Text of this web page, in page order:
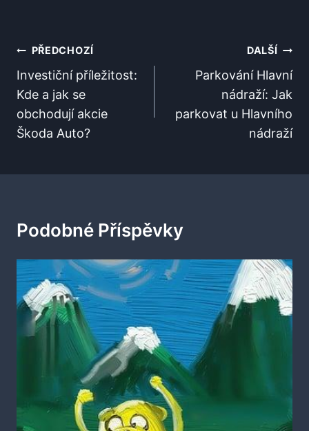
Navigace
Pro
Příspěvek
PŘEDCHOZÍ
Investiční příležitost:
Kde a jak se
obchodují akcie
Škoda Auto?
DALŠÍ
Parkování Hlavní
nádraží: Jak
parkovat u Hlavního
nádraží
Podobné Příspěvky